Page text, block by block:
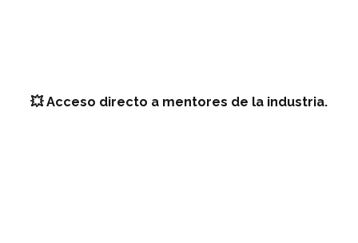
💥 Acceso directo a mentores de la industria.